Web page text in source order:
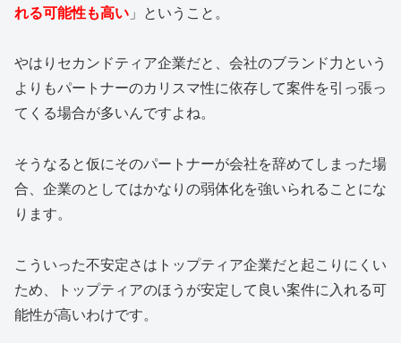
れる可能性も高い 」ということ。
やはりセカンドティア企業だと、会社のブランド力という
よりもパートナーのカリスマ性に依存して案件を引っ張っ
てくる場合が多いんですよね。
そうなると仮にそのパートナーが会社を辞めてしまった場
合、企業のとしてはかなりの弱体化を強いられることにな
ります。
こういった不安定さはトップティア企業だと起こりにくい
ため、トップティアのほうが安定して良い案件に入れる可
能性が高いわけです。